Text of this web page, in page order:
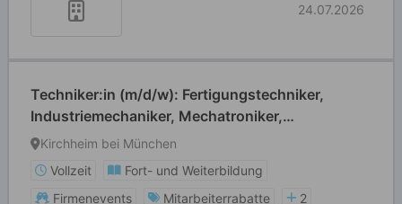
24.07.2026
Techniker:in (m/d/w): Fertigungstechniker,
Industriemechaniker, Mechatroniker,
Feinwerkmechaniker
Kirchheim bei München
Vollzeit
Fort- und Weiterbildung
Firmenevents
Mitarbeiterrabatte
2